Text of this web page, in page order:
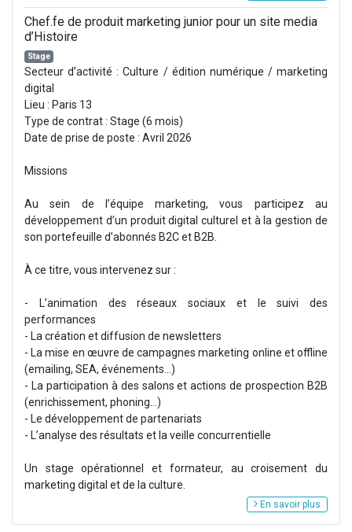
Chef.fe de produit marketing junior pour un site media
d’Histoire
Stage
Secteur d’activité : Culture / édition numérique / marketing
digital
Lieu : Paris 13
Type de contrat : Stage (6 mois)
Date de prise de poste : Avril 2026
Missions
Au sein de l’équipe marketing, vous participez au
développement d’un produit digital culturel et à la gestion de
son portefeuille d’abonnés B2C et B2B.
À ce titre, vous intervenez sur :
- L’animation des réseaux sociaux et le suivi des
performances
- La création et diffusion de newsletters
- La mise en œuvre de campagnes marketing online et offline
(emailing, SEA, événements…)
- La participation à des salons et actions de prospection B2B
(enrichissement, phoning...)
- Le développement de partenariats
- L’analyse des résultats et la veille concurrentielle
Un stage opérationnel et formateur, au croisement du
marketing digital et de la culture.
En savoir plus